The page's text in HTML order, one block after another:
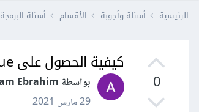
الرئيسية أسئلة وأجوبة الأقسام أسئلة البرمجة
0
كيفية الحصول على value من inputs في React؟
بواسطة Adam Ebrahim
29 مارس 2021